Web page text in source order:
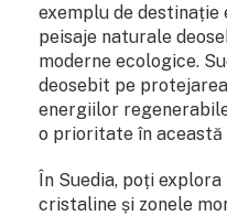
exemplu de
peisaje naturale
moderne ecologice.
deosebit pe
energiilor
o prioritate în această
În Suedia, poți
cristaline și zonele